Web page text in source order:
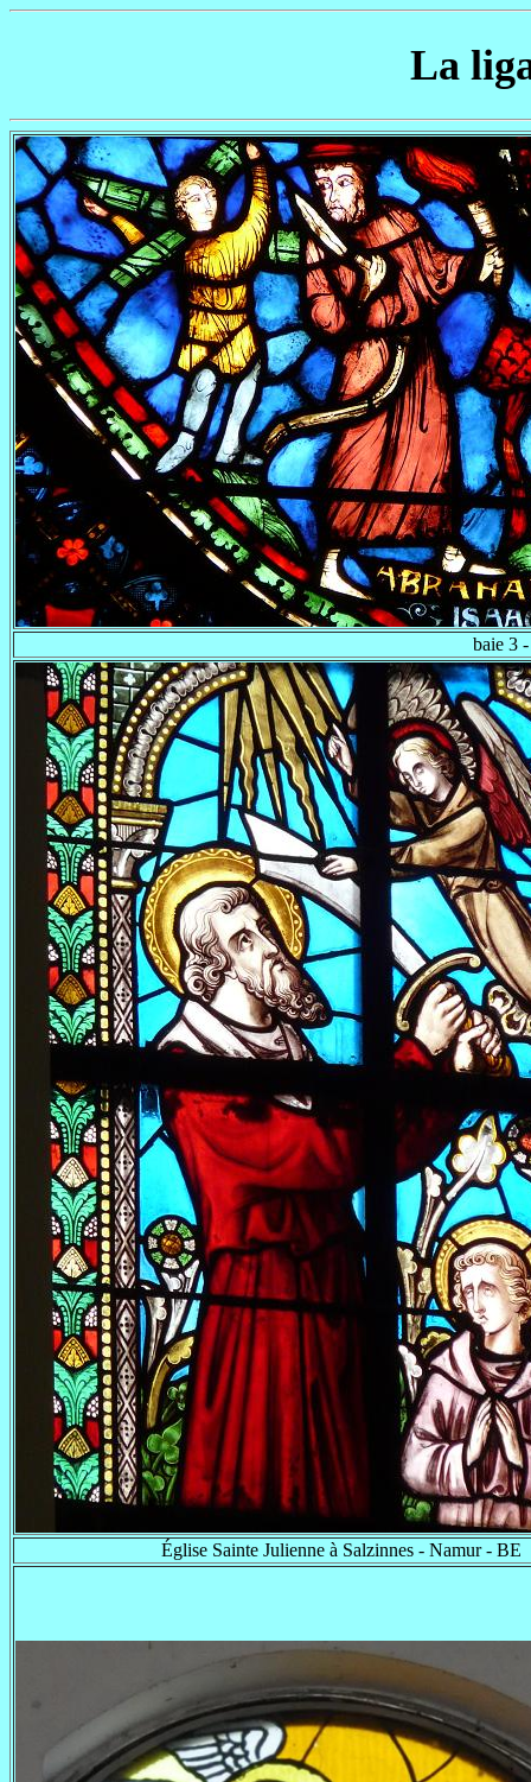
La
baie 3
Église Sainte Julienne à Salzinnes - Namur - BE